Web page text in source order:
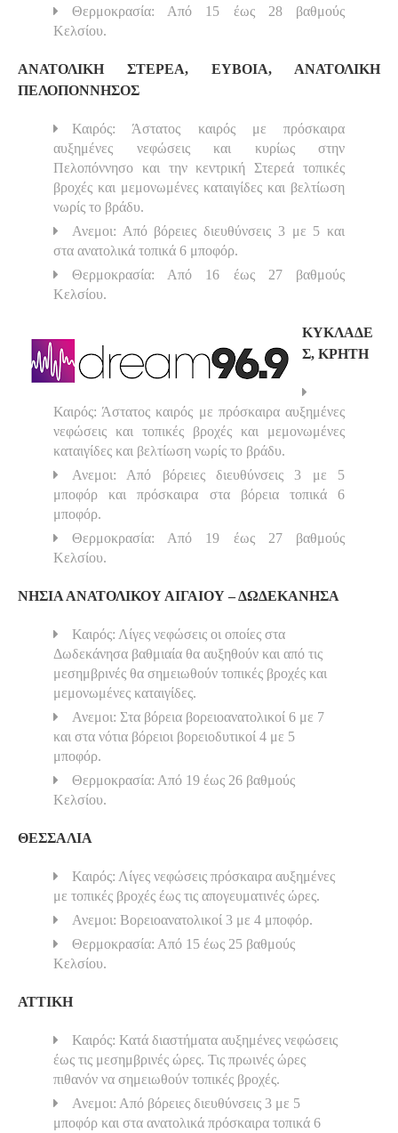
Θερμοκρασία: Από 15 έως 28 βαθμούς
Κελσίου.
ΑΝΑΤΟΛΙΚΗ ΣΤΕΡΕΑ, ΕΥΒΟΙΑ, ΑΝΑΤΟΛΙΚΗ
ΠΕΛΟΠΟΝΝΗΣΟΣ
Καιρός: Άστατος καιρός με πρόσκαιρα
αυξημένες νεφώσεις και κυρίως στην
Πελοπόννησο και την κεντρική Στερεά τοπικές
βροχές και μεμονωμένες καταιγίδες και βελτίωση
νωρίς το βράδυ.
Ανεμοι: Από βόρειες διευθύνσεις 3 με 5 και
στα ανατολικά τοπικά 6 μποφόρ.
Θερμοκρασία: Από 16 έως 27 βαθμούς
Κελσίου.
ΚΥΚΛΑΔΕ
Σ, ΚΡΗΤΗ
Καιρός: Άστατος καιρός με πρόσκαιρα αυξημένες
νεφώσεις και τοπικές βροχές και μεμονωμένες
καταιγίδες και βελτίωση νωρίς το βράδυ.
Ανεμοι: Από βόρειες διευθύνσεις 3 με 5
μποφόρ και πρόσκαιρα στα βόρεια τοπικά 6
μποφόρ.
Θερμοκρασία: Από 19 έως 27 βαθμούς
Κελσίου.
ΝΗΣΙΑ ΑΝΑΤΟΛΙΚΟΥ ΑΙΓΑΙΟΥ – ΔΩΔΕΚΑΝΗΣΑ
Καιρός: Λίγες νεφώσεις οι οποίες στα
Δωδεκάνησα βαθμιαία θα αυξηθούν και από τις
μεσημβρινές θα σημειωθούν τοπικές βροχές και
μεμονωμένες καταιγίδες.
Ανεμοι: Στα βόρεια βορειοανατολικοί 6 με 7
και στα νότια βόρειοι βορειοδυτικοί 4 με 5
μποφόρ.
Θερμοκρασία: Από 19 έως 26 βαθμούς
Κελσίου.
ΘΕΣΣΑΛΙΑ
Καιρός: Λίγες νεφώσεις πρόσκαιρα αυξημένες
με τοπικές βροχές έως τις απογευματινές ώρες.
Ανεμοι: Βορειοανατολικοί 3 με 4 μποφόρ.
Θερμοκρασία: Από 15 έως 25 βαθμούς
Κελσίου.
ΑΤΤΙΚΗ
Καιρός: Κατά διαστήματα αυξημένες νεφώσεις
έως τις μεσημβρινές ώρες. Τις πρωινές ώρες
πιθανόν να σημειωθούν τοπικές βροχές.
Ανεμοι: Από βόρειες διευθύνσεις 3 με 5
μποφόρ και στα ανατολικά πρόσκαιρα τοπικά 6